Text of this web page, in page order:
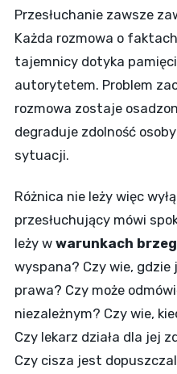
Przesłuchanie zawsze
Każda rozmowa o
tajemnicy dotyka
autorytetem. Problem
rozmowa zostaje
degraduje zdolność
sytuacji.
Różnica nie leży więc
przesłuchujący mówi
leży w warunkach
wyspana? Czy wie,
prawa? Czy może
niezależnym? Czy wie,
Czy lekarz działa dla jej
Czy cisza jest